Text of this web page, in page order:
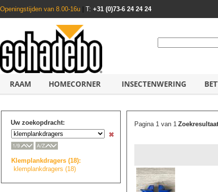
Openingstijden van 8.00-16u T: +31 (0)73-6 24 24 24
RAAM HOMECORNER INSECTENWERING
Uw zoekopdracht:
Klemplankdragers (18):
klemplankdragers (18)
Pagina 1 van 1Zoekresultaat